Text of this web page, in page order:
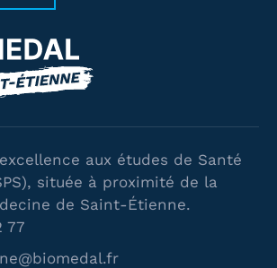
aux études de Santé
située à proximité de la
de Saint-Étienne.
77